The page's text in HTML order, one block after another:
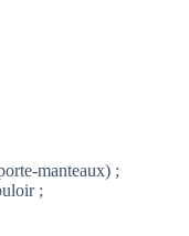
manteaux) ;
;